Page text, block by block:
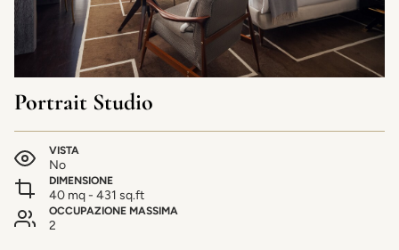
Portrait Studio
VISTA
No
DIMENSIONE
40 mq - 431 sq.ft
OCCUPAZIONE MASSIMA
2